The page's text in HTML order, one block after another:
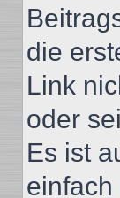
die
Link
oder
Es ist
einfach